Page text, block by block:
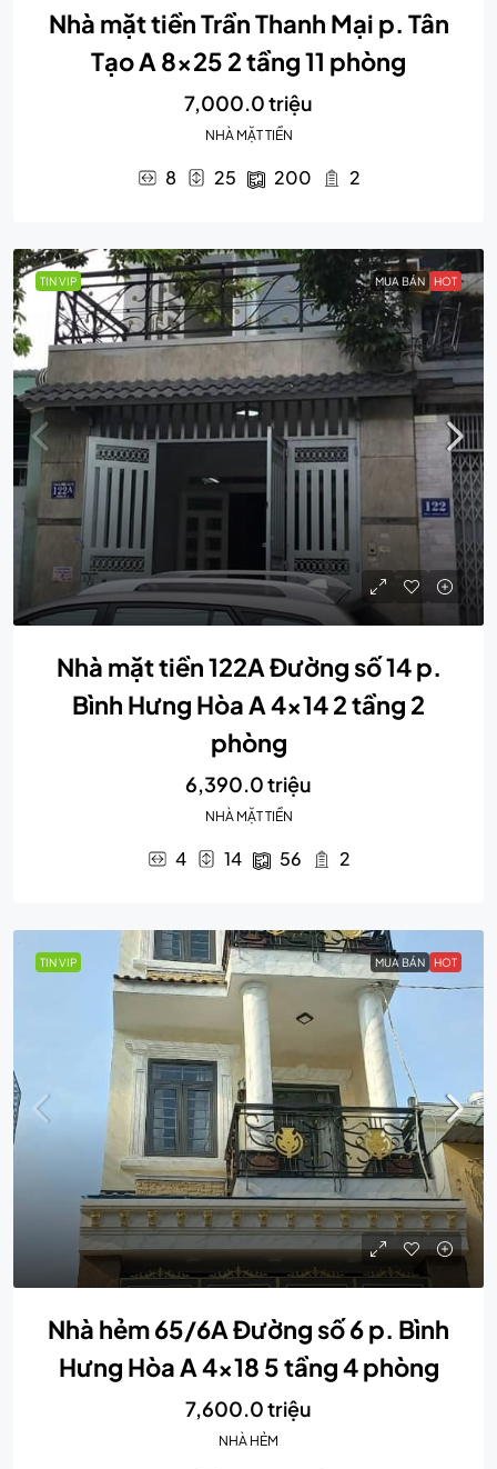
Nhà mặt tiền Trần Thanh Mại p. Tân
Tạo A 8×25 2 tầng 11 phòng
7,000.0 triệu
NHÀ MẶT TIỀN
8 25 200 2
TIN VIP MUA BÁN HOT
Nhà mặt tiền 122A Đường số 14 p.
Bình Hưng Hòa A 4×14 2 tầng 2
phòng
6,390.0 triệu
NHÀ MẶT TIỀN
4 14 56 2
TIN VIP MUA BÁN HOT
Nhà hẻm 65/6A Đường số 6 p. Bình
Hưng Hòa A 4×18 5 tầng 4 phòng
7,600.0 triệu
NHÀ HẺM